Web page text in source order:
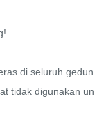
di seluruh gedun
tidak digunakan un